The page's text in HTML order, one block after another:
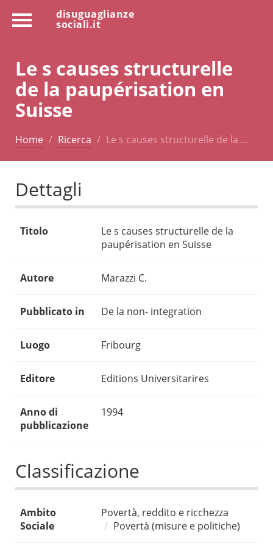
disuguaglianze
sociali.it
Le s causes structurelle
de la paupérisation en
Suisse
Home Ricerca Le s causes structurelle de la …
Dettagli
Titolo
Le s causes structurelle de la
paupérisation en Suisse
Autore Marazzi C.
Pubblicato in De la non- integration
Luogo Fribourg
Editore Editions Universitarires
Anno di
pubblicazione
1994
Classificazione
Ambito
Sociale
Povertà, reddito e ricchezza
Povertà (misure e politiche)